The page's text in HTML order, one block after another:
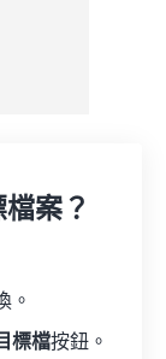
案？
。
標檔按鈕。